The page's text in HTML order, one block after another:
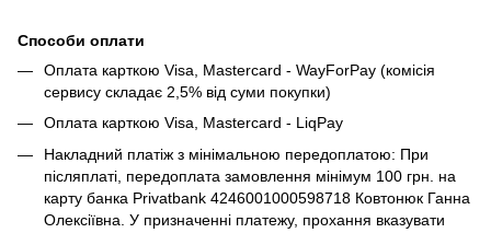
Способи оплати
Оплата карткою Visa, Mastercard - WayForPay (комісія
сервису складає 2,5% від суми покупки)
Оплата карткою Visa, Mastercard - LiqPay
Накладний платіж з мінімальною передоплатою: При
післяплаті, передоплата замовлення мінімум 100 грн. на
карту банка Privatbank 4246001000598718 Ковтонюк Ганна
Олексіївна. У призначенні платежу, прохання вказувати